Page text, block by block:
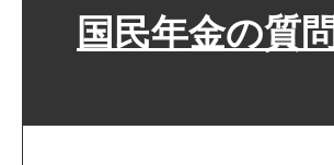
国民年金の質問